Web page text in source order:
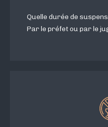
Quelle durée de
Par le préfet ou par le